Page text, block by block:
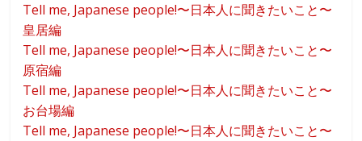
Tell me, Japanese people!〜日本人に聞きたいこと〜
皇居編
Tell me, Japanese people!〜日本人に聞きたいこと〜
原宿編
Tell me, Japanese people!〜日本人に聞きたいこと〜
お台場編
Tell me, Japanese people!〜日本人に聞きたいこと〜